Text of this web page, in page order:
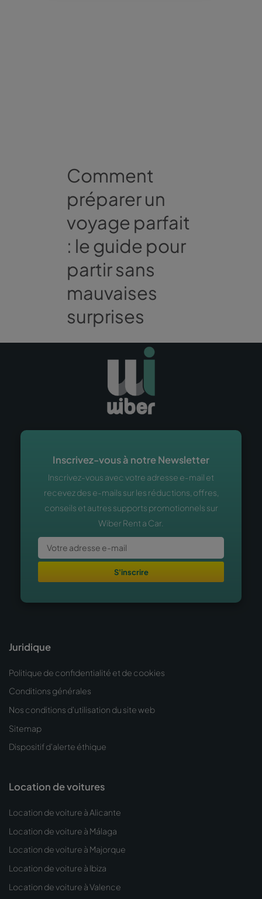
Comment
préparer un
voyage parfait
: le guide pour
partir sans
mauvaises
surprises
Inscrivez-vous à notre Newsletter
Inscrivez-vous avec votre adresse e-mail et
recevez des e-mails sur les réductions, offres,
conseils et autres supports promotionnels sur
Wiber Rent a Car.
S'inscrire
Juridique
Politique de confidentialité et de cookies
Conditions générales
Nos conditions d'utilisation du site web
Sitemap
Dispositif d'alerte éthique
Location de voitures
Location de voiture à Alicante
Location de voiture à Málaga
Location de voiture à Majorque
Location de voiture à Ibiza
Location de voiture à Valence